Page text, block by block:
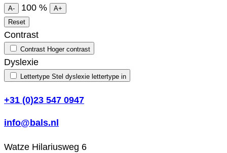
A- 100 %
A+
Reset
Contrast
Contrast Hoger contrast
Dyslexie
Lettertype Stel dyslexie lettertype in
+31 (0)23 547 0947
info@bals.nl
Watze Hilariusweg 6